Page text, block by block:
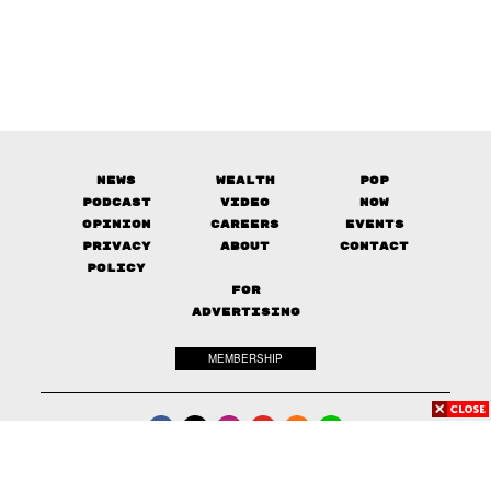
News Wealth
Pop
Podcast
Video
Now
Opinion
Careers
Events
Privacy
Policy
About Contact
FOR
ADVERTISING
MEMBERSHIP